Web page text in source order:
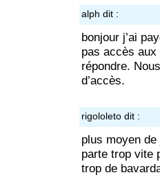
alph dit :
bonjour j’ai
pas accès
répondre.
d’accès.
rigololeto dit :
plus moyen
parte trop vite
trop de